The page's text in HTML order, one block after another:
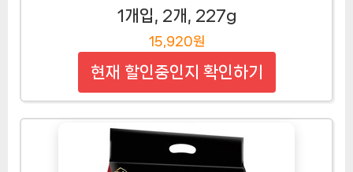
1개입, 2개, 227g
15,920원
현재 할인중인지 확인하기